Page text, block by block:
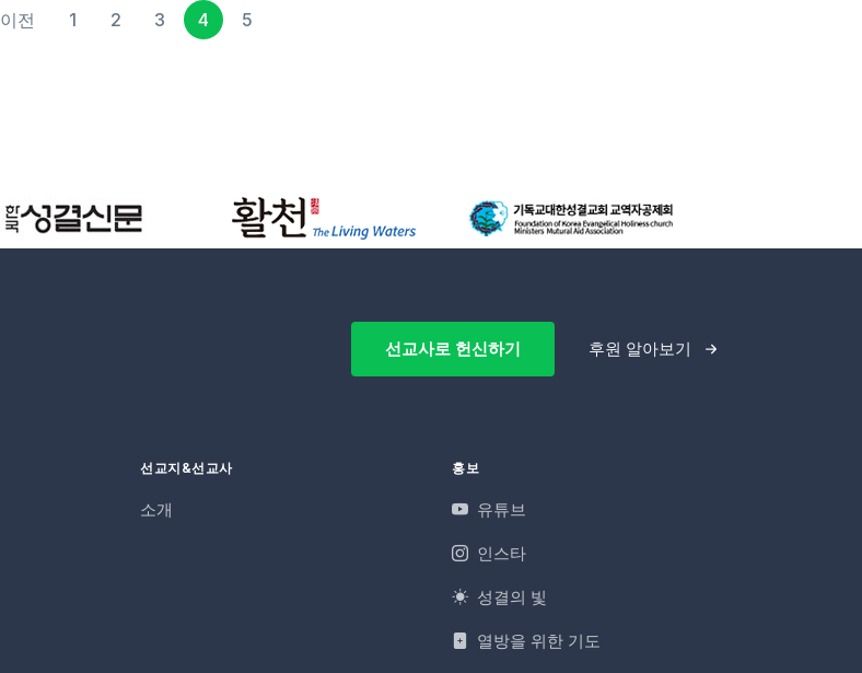
이전 1 2 3 4 5
선교사로 헌신하기 후원 알아보기
선교지&선교사
소개
홍보
유튜브
인스타
성결의 빛
열방을 위한 기도